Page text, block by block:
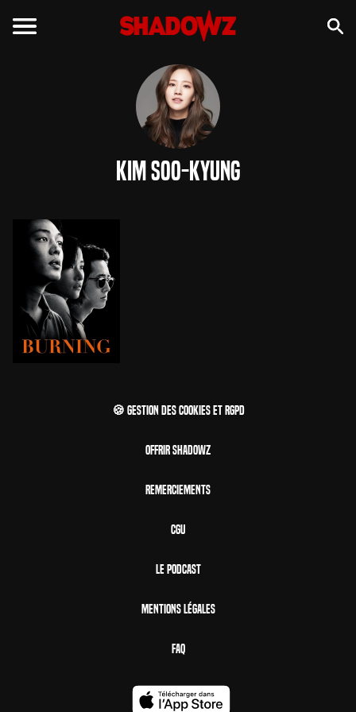
Kim Soo-Kyung
🍪 Gestion des cookies et RGPD
Offrir Shadowz
Remerciements
CGU
Le Podcast
Mentions Légales
FAQ